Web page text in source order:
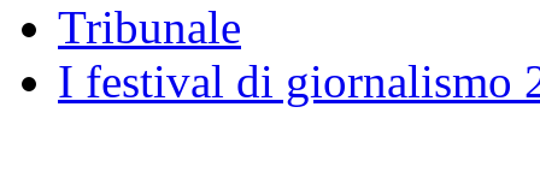
Tribunale
I festival di giornalismo